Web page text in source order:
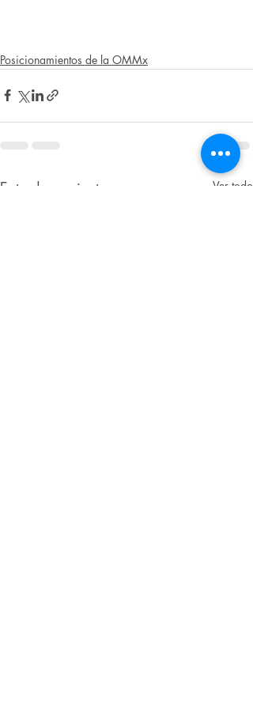
Posicionamientos de la OMMx
Entradas recientes Ver todo